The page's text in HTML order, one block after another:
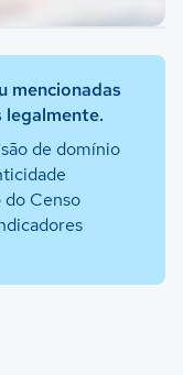
mencionadas
legalmente.
de domínio
Censo